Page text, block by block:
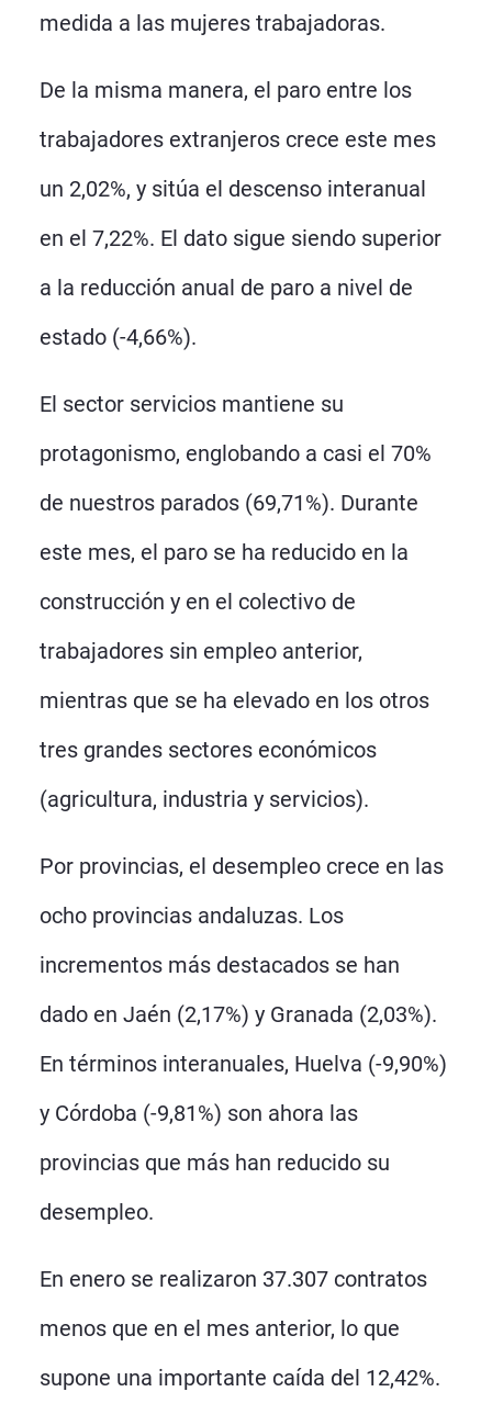
medida a las mujeres trabajadoras.
De la misma manera, el paro entre los
trabajadores extranjeros crece este mes
un 2,02%, y sitúa el descenso interanual
en el 7,22%. El dato sigue siendo superior
a la reducción anual de paro a nivel de
estado (-4,66%).
El sector servicios mantiene su
protagonismo, englobando a casi el 70%
de nuestros parados (69,71%). Durante
este mes, el paro se ha reducido en la
construcción y en el colectivo de
trabajadores sin empleo anterior,
mientras que se ha elevado en los otros
tres grandes sectores económicos
(agricultura, industria y servicios).
Por provincias, el desempleo crece en las
ocho provincias andaluzas. Los
incrementos más destacados se han
dado en Jaén (2,17%) y Granada (2,03%).
En términos interanuales, Huelva (-9,90%)
y Córdoba (-9,81%) son ahora las
provincias que más han reducido su
desempleo.
En enero se realizaron 37.307 contratos
menos que en el mes anterior, lo que
supone una importante caída del 12,42%.